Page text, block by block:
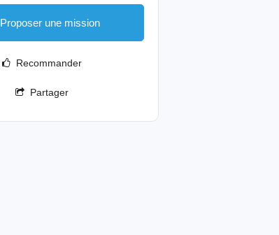
Proposer une mission
Recommander
Partager